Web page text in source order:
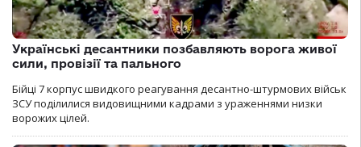
Українські десантники позбавляють ворога живої
сили, провізії та пального
Бійці 7 корпус швидкого реагування десантно-штурмових військ
ЗСУ поділилися видовищними кадрами з ураженнями низки
ворожих цілей.